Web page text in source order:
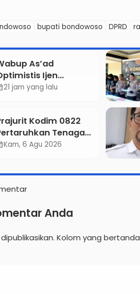
bupati bondowoso DPRD
As’ad
Ijen
Global
Konservasi
Kesejahteraan
21 jam yang lalu
Kodim 0822
Tenaga
Tebing Maut, Dua
Kam, 6 Agu 2026
Anda
Kolom yang